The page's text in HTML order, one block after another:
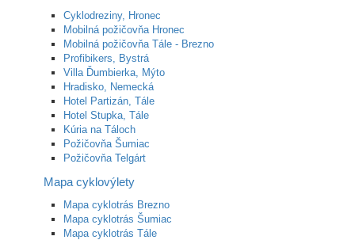
Cyklodreziny, Hronec
Mobilná požičovňa Hronec
Mobilná požičovňa Tále - Brezno
Profibikers, Bystrá
Villa Ďumbierka, Mýto
Hradisko, Nemecká
Hotel Partizán, Tále
Hotel Stupka, Tále
Kúria na Táloch
Požičovňa Šumiac
Požičovňa Telgárt
Mapa cyklovýlety
Mapa cyklotrás Brezno
Mapa cyklotrás Šumiac
Mapa cyklotrás Tále